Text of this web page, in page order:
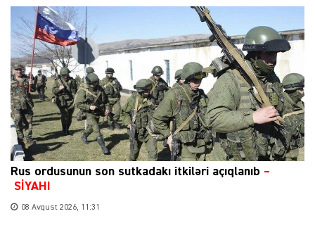
Rus ordusunun son sutkadakı itkiləri açıqlanıb –
SİYAHI
08 Avqust 2026, 11:31